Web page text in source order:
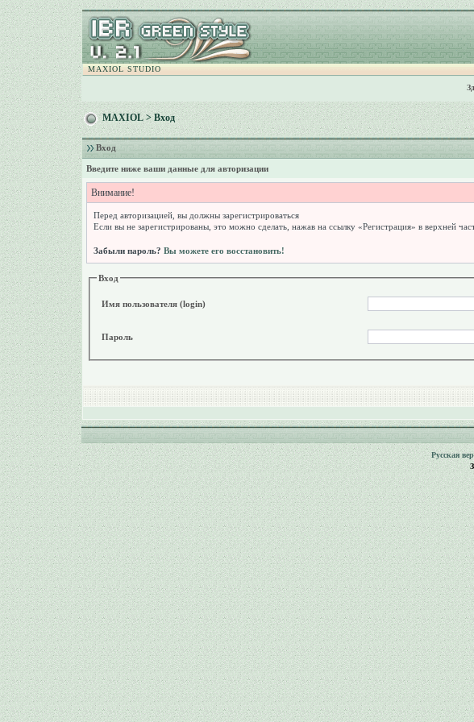
MAXIOL STUDIO
MAXIOL> Вход
Вход
Введите ниже ваши данные для авторизации
Внимание!
Перед авторизацией, вы должны зарегистрироваться
Если вы не зарегистрированы, это можно сделать, нажав на ссылку «Регистрация» в верхней
Забыли пароль? Вы можете его восстановить!
Вход
Имя пользователя (login)
Пароль
Русская